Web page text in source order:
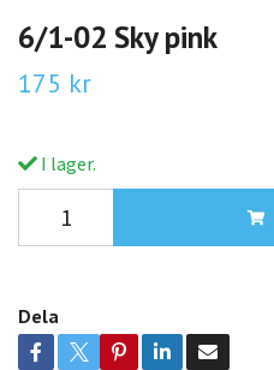
6/1-02 Sky pink
175 kr
I lager.
Dela